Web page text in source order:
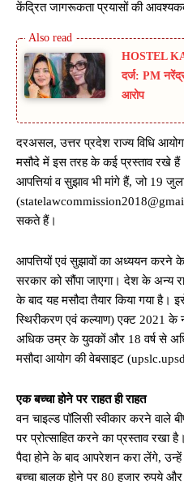
केंद्रित जागरूकता प्रयासों की
HOSTEL
दर्ज: PM
आरोप
दरअसल, उत्तर प्रदेश राज्य विधि
मसौदे में इस तरह के कई प्रस्ताव रखे
आपत्तियां व सुझाव भी मांगे हैं, जो 19
सकते हैं।
आपत्तियों एवं सुझावों का अध्ययन करने
सरकार को सौंपा जाएगा। देश के अन्य
के बाद यह मसौदा तैयार किया गया
स्थिरीकरण एवं कल्याण) एक्ट 2021 के
अधिक उम्र के युवकों और 18 वर्ष से
मसौदा आयोग की वेबसाइट
एक बच्चा होने पर राहत ही राहत
वन चाइल्ड पॉलिसी स्वीकार करने वाले
पर प्रोत्साहित करने का प्रस्ताव रखा
पैदा होने के बाद आपरेशन करा लेंगे, उन्हें
बच्चा बालक होने पर 80 हजार रुपये